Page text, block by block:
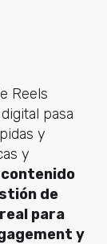
Reels
pasa
y
y
de
para
y